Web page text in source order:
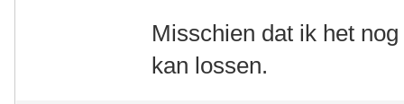
Misschien dat ik het
kan lossen.